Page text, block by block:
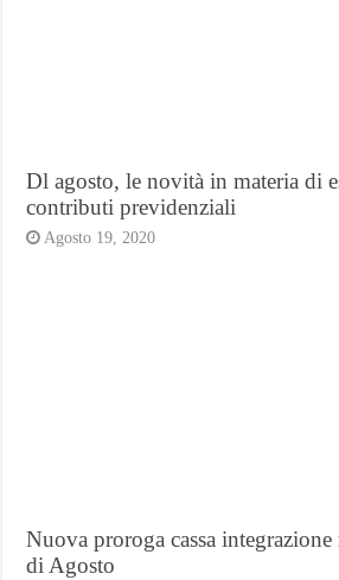
Dl agosto, le novità in materia di
contributi previdenziali
Agosto 19, 2020
Nuova proroga cassa
di Agosto